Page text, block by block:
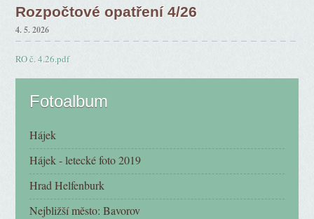
Rozpočtové opatření 4/26
4. 5. 2026
RO č. 4.26.pdf
Fotoalbum
Hájek
Hájek - letecké foto 2019
Hrad Helfenburk
Nejbližší město: Bavorov